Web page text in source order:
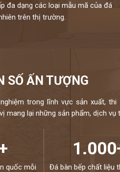
đa dạng các loại mẫu mã của đá
trên thị trường.
SỐ ẤN TƯỢNG
trong lĩnh vực sản xuất,
mang lại những sản phẩm, dịch
quốc mỗi
Đá bàn bếp chất liệu